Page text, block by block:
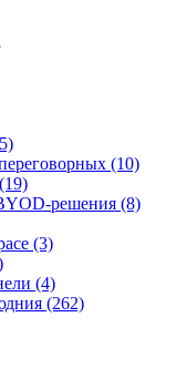
(10)
(19)
решения (8)
(3)
(4)
(262)